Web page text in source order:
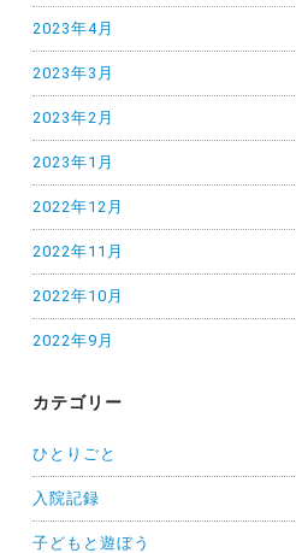
2023年4月
2023年3月
2023年2月
2023年1月
2022年12月
2022年11月
2022年10月
2022年9月
カテゴリー
ひとりごと
入院記録
子どもと遊ぼう